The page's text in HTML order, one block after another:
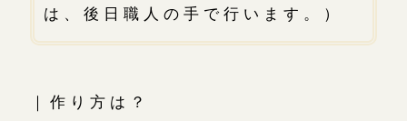
は、後日職人の手で行います。）
｜作り方は？